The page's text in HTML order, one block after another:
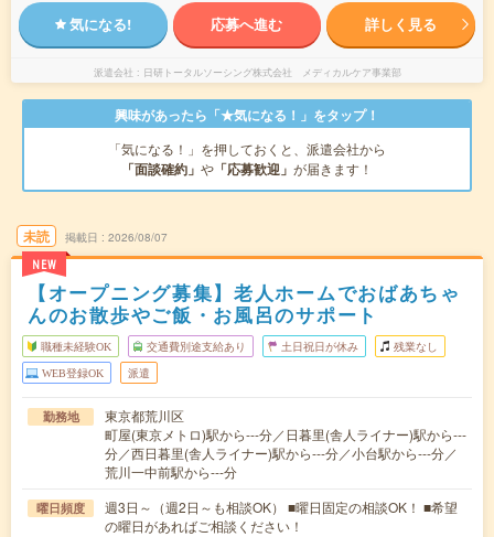
気になる! 応募へ進む 詳しく見る
派遣会社 日研トータルソーシング株式会社 メディカルケア事業部
興味があったら「★気になる！」をタップ！
「気になる！」を押しておくと、派遣会社から
「面談確約」 や 「応募歓迎」 が届きます！
未読
NEW
掲載日 2026/08/07
【オープニング募集】老人ホームでおばあちゃ
んのお散歩やご飯・お風呂のサポート
職種未経験OK 交通費別途支給あり 土日祝日が休み 残業なし
WEB登録OK 派遣
勤務地
東京都荒川区
町屋(東京メトロ)駅から---分／日暮里(舎人ライナー)駅から---
分／西日暮里(舎人ライナー)駅から---分／小台駅から---分／
荒川一中前駅から---分
曜日頻度
週3日～（週2日～も相談OK） ■曜日固定の相談OK！ ■希望
の曜日があればご相談ください！